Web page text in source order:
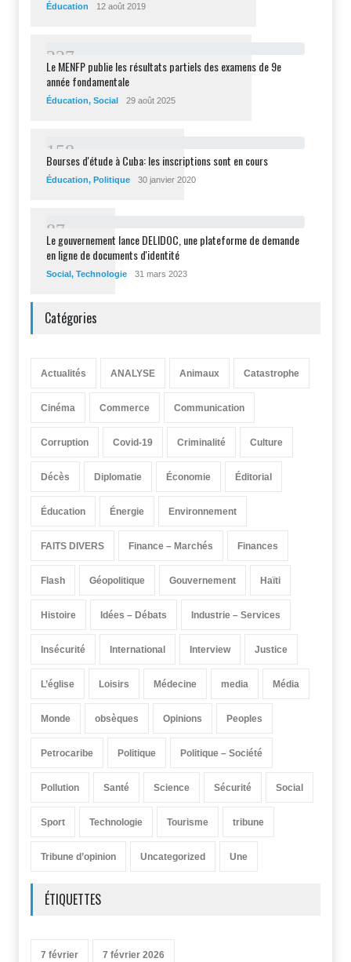
Éducation 12 août 2019
227
Le MENFP publie les résultats partiels des examens de 9e
année fondamentale
Éducation, Social 29 août 2025
1 58
Bourses d'étude à Cuba: les inscriptions sont en cours
Éducation, Politique 30 janvier 2020
87
Le gouvernement lance DELIDOC, une plateforme de demande
en ligne de documents d'identité
Social, Technologie 31 mars 2023
Catégories
Actualités ANALYSE Animaux Catastrophe
Cinéma Commerce Communication
Corruption Covid-19 Criminalité Culture
Décès Diplomatie Économie Éditorial
Éducation Énergie Environnement
FAITS DIVERS Finance – Marchés Finances
Flash Géopolitique Gouvernement Haïti
Histoire Idées – Débats Industrie – Services
Insécurité International Interview Justice
L’église Loisirs Médecine media Média
Monde obsèques Opinions Peoples
Petrocaribe Politique Politique – Société
Pollution Santé Science Sécurité Social
Sport Technologie Tourisme tribune
Tribune d’opinion Uncategorized Une
ÉTIQUETTES
7 février 7 février 2026